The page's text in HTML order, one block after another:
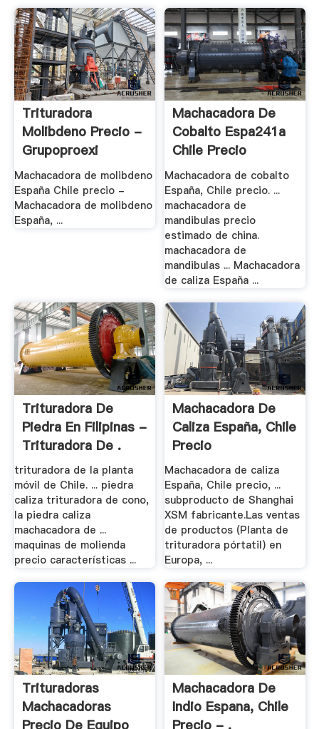
Trituradora
Molibdeno Precio -
Grupoproexi
Machacadora de molibdeno
España Chile precio -
Machacadora de molibdeno
España, ...
Machacadora De
Cobalto Espa241a
Chile Precio
Machacadora de cobalto
España, Chile precio. ...
machacadora de
mandibulas precio
estimado de china.
machacadora de
mandibulas ... Machacadora
de caliza España ...
Trituradora De
Piedra En Filipinas -
Trituradora De .
trituradora de la planta
móvil de Chile. ... piedra
caliza trituradora de cono,
la piedra caliza
machacadora de ...
maquinas de molienda
precio características ...
Machacadora De
Caliza España, Chile
Precio
Machacadora de caliza
España, Chile precio, ...
subproducto de Shanghai
XSM fabricante.Las ventas
de productos (Planta de
trituradora pórtatil) en
Europa, ...
Trituradoras
Machacadoras
Precio De Equipo
Machacadora De
Indio Espana, Chile
Precio - .